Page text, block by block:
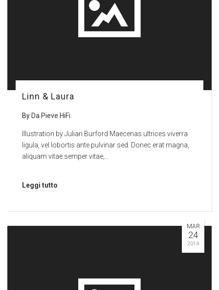
Linn & Laura
By Da Pieve HiFi
Illustration by Julian Burford Maecenas ultrices viverra
ligula, vel lobortis ante pulvinar sed. Donec erat magna,
aliquam vitae semper vitae,…
Leggi tutto
MAR
24
2014